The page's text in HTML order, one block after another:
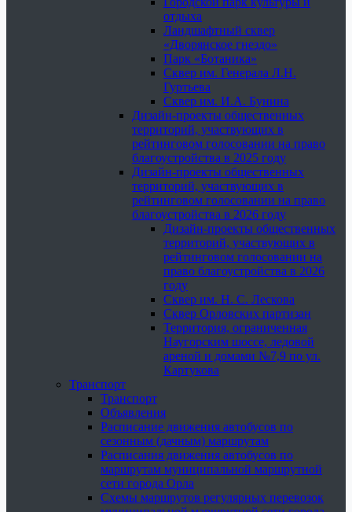
отдыха
Ландшафтный сквер
«Дворянское гнездо»
Парк «Ботаника»
Сквер им. Генерала Л.Н.
Гуртьева
Сквер им. И.А. Бунина
Дизайн-проекты общественных
территорий, участвующих в
рейтинговом голосовании на право
благоустройства в 2025 году
Дизайн-проекты общественных
территорий, участвующих в
рейтинговом голосовании на право
благоустройства в 2026 году
Дизайн-проекты общественных
территорий, участвующих в
рейтинговом голосовании на
право благоустройства в 2026
году
Сквер им. Н. С. Лескова
Сквер Орловских партизан
Территория, ограниченная
Наугорским шоссе, ледовой
ареной и домами №7,9 по ул.
Картукова
Транспорт
Транспорт
Объявления
Расписание движения автобусов по
сезонным (дачным) маршрутам
Расписания движения автобусов по
маршрутам муниципальной маршрутной
сети города Орла
Схемы маршрутов регулярных перевозок